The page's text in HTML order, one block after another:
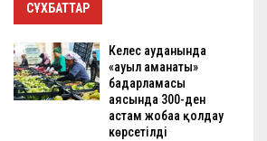
СҰХБАТТАР
Келес ауданында
«ауыл аманаты»
бағдарламасы
аясында 300-ден
астам жобаға қолдау
көрсетілді